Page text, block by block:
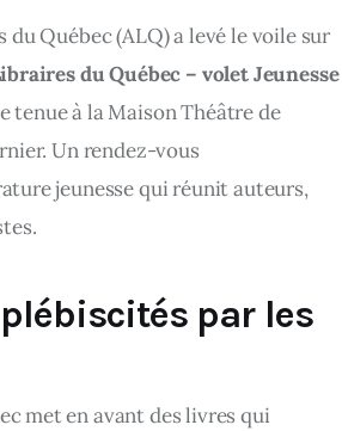
du Québec (ALQ) a levé le voile sur
du Québec – volet Jeunesse
tenue à la Maison Théâtre de
Un rendez-vous
jeunesse qui réunit auteurs,
par les
met en avant des livres qui